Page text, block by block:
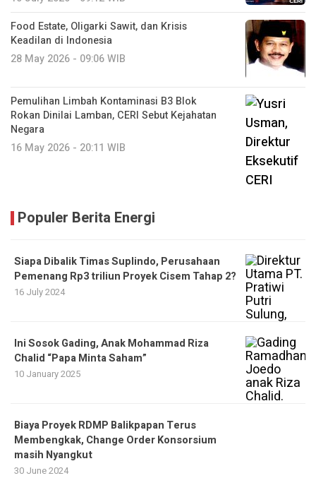
Food Estate, Oligarki Sawit, dan Krisis
Keadilan di Indonesia
28 May 2026 - 09:06 WIB
Pemulihan Limbah Kontaminasi B3 Blok
Rokan Dinilai Lamban, CERI Sebut Kejahatan
Negara
16 May 2026 - 20:11 WIB
Populer Berita Energi
Siapa Dibalik Timas Suplindo, Perusahaan
Pemenang Rp3 triliun Proyek Cisem Tahap 2?
16 July 2024
Ini Sosok Gading, Anak Mohammad Riza
Chalid “Papa Minta Saham”
10 January 2025
Biaya Proyek RDMP Balikpapan Terus
Membengkak, Change Order Konsorsium
masih Nyangkut
30 June 2024